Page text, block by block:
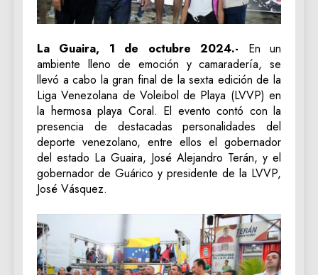
La Guaira, 1 de octubre 2024.- En un
ambiente lleno de emoción y camaradería, se
llevó a cabo la gran final de la sexta edición de la
Liga Venezolana de Voleibol de Playa (LVVP) en
la hermosa playa Coral. El evento contó con la
presencia de destacadas personalidades del
deporte venezolano, entre ellos el gobernador
del estado La Guaira, José Alejandro Terán, y el
gobernador de Guárico y presidente de la LVVP,
José Vásquez.